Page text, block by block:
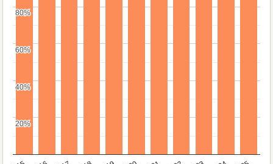
20%
20%
40%
40%
60%
60%
80%
80%